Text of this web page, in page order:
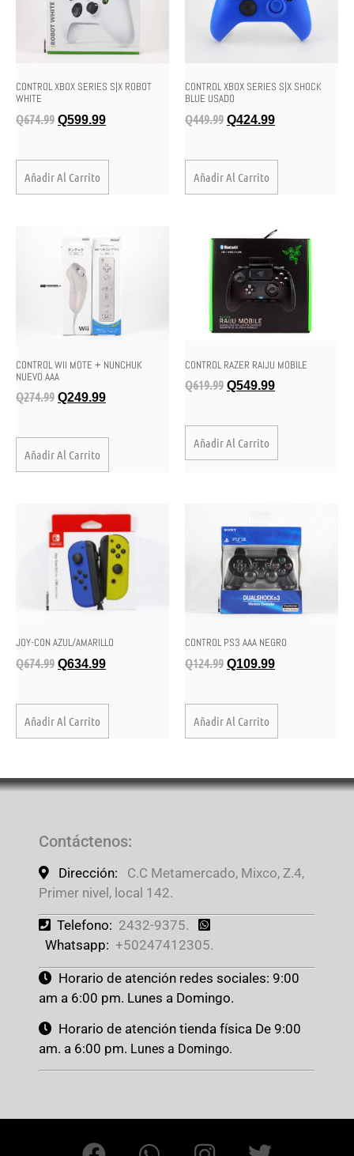
CONTROL XBOX SERIES S|X ROBOT
WHITE
Q674.99 Q599.99
Añadir Al Carrito
CONTROL XBOX SERIES S|X SHOCK
BLUE USADO
Q449.99 Q424.99
Añadir Al Carrito
CONTROL WII MOTE + NUNCHUK
NUEVO AAA
Q274.99 Q249.99
Añadir Al Carrito
CONTROL RAZER RAIJU MOBILE
Q619.99 Q549.99
Añadir Al Carrito
JOY-CON AZUL/AMARILLO
Q674.99 Q634.99
Añadir Al Carrito
CONTROL PS3 AAA NEGRO
Q124.99 Q109.99
Añadir Al Carrito
Contáctenos:
Dirección:
C.C Metamercado, Mixco, Z.4,
Primer nivel, local 142.
Telefono: 2432-9375.
Whatsapp: +50247412305.
Horario de atención redes sociales: 9:00
am a 6:00 pm. Lunes a Domingo.
Horario de atención tienda física De 9:00
am. a 6:00 pm. Lunes a Domingo.